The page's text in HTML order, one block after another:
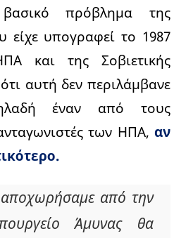
πρόβλημα της
είχε υπογραφεί το 1987
και της Σοβιετικής
αυτή δεν περιλάμβανε
έναν από τους
των ΗΠΑ, αν
από την
Άμυνας θα